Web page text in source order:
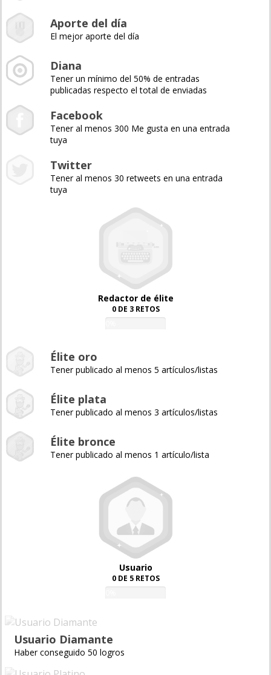
Aporte del día
El mejor aporte del día
Diana
Tener un mínimo del 50% de entradas
publicadas respecto el total de enviadas
Facebook
Tener al menos 300 Me gusta en una entrada
tuya
Twitter
Tener al menos 30 retweets en una entrada
tuya
Redactor de élite
0 DE 3 RETOS
Élite oro
Tener publicado al menos 5 artículos/listas
Élite plata
Tener publicado al menos 3 artículos/listas
Élite bronce
Tener publicado al menos 1 artículo/lista
Usuario
0 DE 5 RETOS
Usuario Diamante
Haber conseguido 50 logros